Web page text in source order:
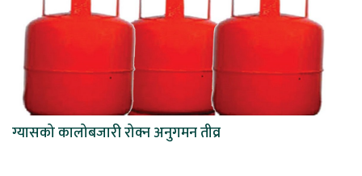
ग्यासको कालोबजारी रोक्न अनुगमन तीव्र